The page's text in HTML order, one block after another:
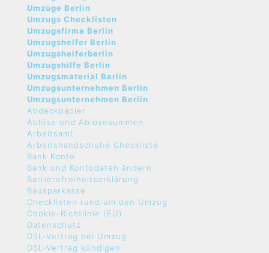
Umzüge Berlin
Umzugs Checklisten
Umzugsfirma Berlin
Umzugshelfer Berlin
Umzugshelferberlin
Umzugshilfe Berlin
Umzugsmaterial Berlin
Umzugsunternehmen Berlin
Umzugsunternehmen Berlin
Abdeckpapier
Ablöse und Ablösesummen
Arbeitsamt
Arbeitshandschuhe Checkliste
Bank Konto
Bank und Kontodaten ändern
Barrierefreiheitserklärung
Bausparkasse
Checklisten rund um den Umzug
Cookie-Richtlinie (EU)
Datenschutz
DSL-Vertrag bei Umzug
DSL-Vertrag kündigen